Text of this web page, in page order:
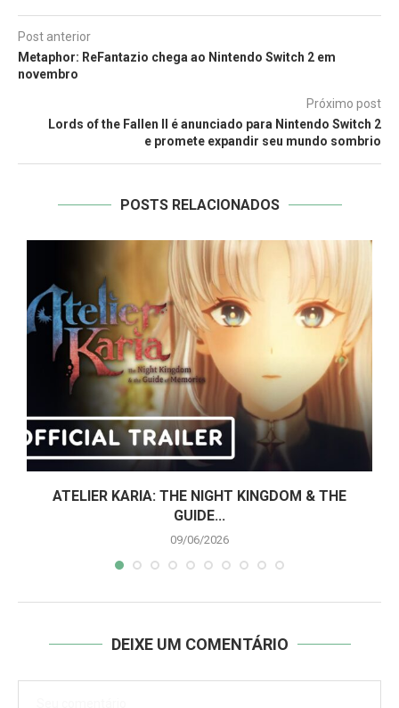
Post anterior
Metaphor: ReFantazio chega ao Nintendo Switch 2 em
novembro
Próximo post
Lords of the Fallen II é anunciado para Nintendo Switch 2
e promete expandir seu mundo sombrio
POSTS RELACIONADOS
ATELIER KARIA: THE NIGHT KINGDOM & THE
GUIDE...
09/06/2026
DEIXE UM COMENTÁRIO